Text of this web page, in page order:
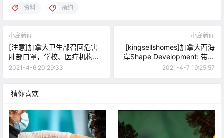
资料 预约
小岛新闻
[注意]加拿大卫生部召回危害
肺部口罩，学校、医疗机构都
在用！
2021-4-6 20:29:33
小岛新闻
[kingsellshomes]加拿大西海
岸Shape Development: 带您
寻找最适合您的居住环境！
2021-4-7 19:25:57
猜你喜欢